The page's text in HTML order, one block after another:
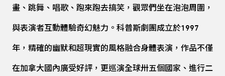
畫、跳舞、唱歌、跑來跑去搞笑，觀眾們坐在泡泡周圍，
與表演者互動體驗奇幻魅力。科普斯劇團成立於1997
年，精確的幽默和超現實的風格融合身體表演，作品不僅
在加拿大國內廣受好評，更巡演全球卅五個國家、進行二